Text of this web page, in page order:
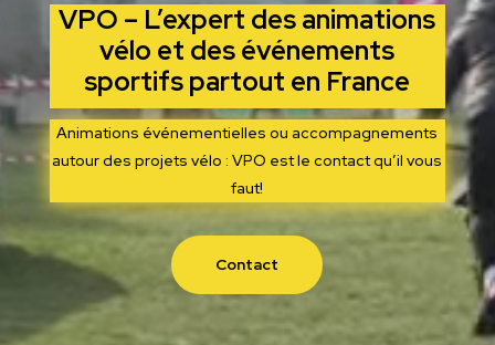
VPO – L’expert des animations
vélo et des événements
sportifs partout en France
Animations événementielles ou accompagnements
autour des projets vélo : VPO est le contact qu’il vous
faut!
Contact